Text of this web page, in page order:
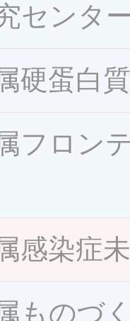
センタ
硬蛋白
フロン
感染症
ものづ